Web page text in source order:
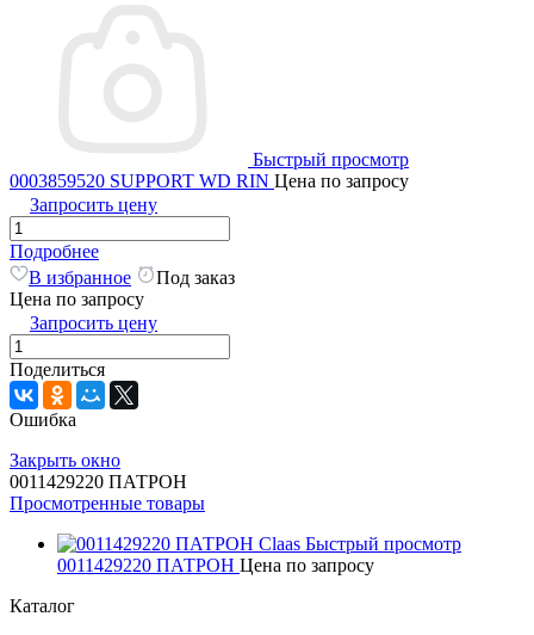
Быстрый просмотр
0003859520 SUPPORT WD RIN Цена по запросу
Запросить цену
Подробнее
В избранное
Под заказ
Цена по запросу
Запросить цену
Поделиться
Ошибка
Закрыть окно
0011429220 ПАТРОН
Просмотренные товары
Быстрый просмотр
0011429220 ПАТРОН Цена по запросу
Каталог